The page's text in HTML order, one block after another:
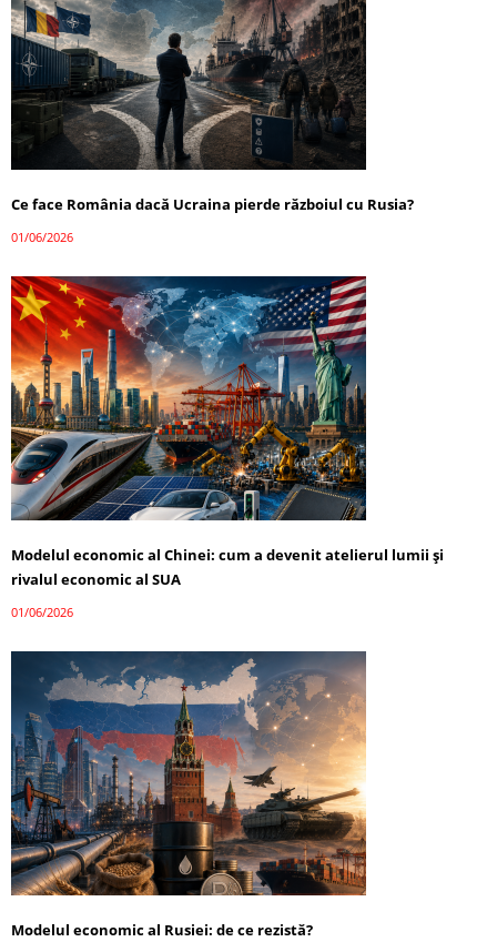
Ce face România dacă Ucraina pierde războiul cu Rusia?
01/06/2026
Modelul economic al Chinei: cum a devenit atelierul lumii și
rivalul economic al SUA
01/06/2026
Modelul economic al Rusiei: de ce rezistă?